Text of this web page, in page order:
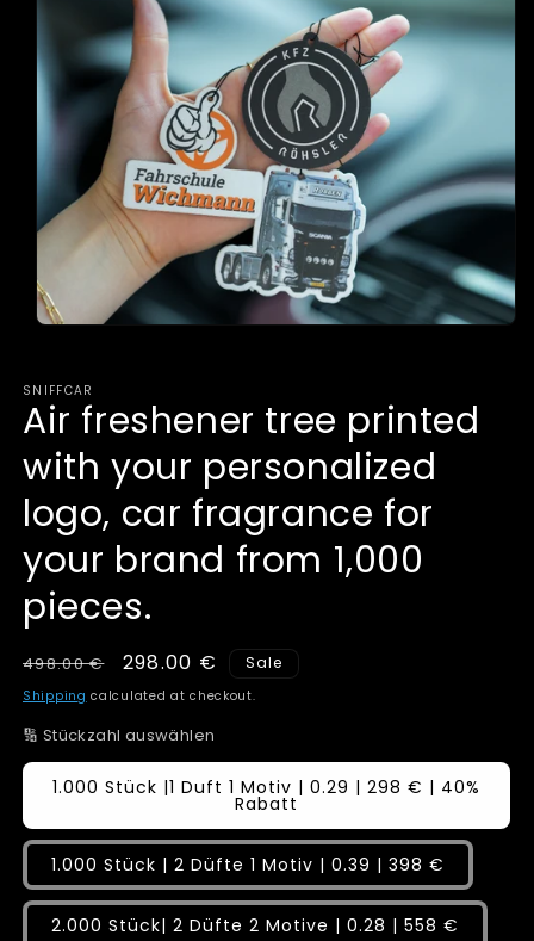
in
modal
SNIFFCAR
Air freshener tree printed
with your personalized
logo, car fragrance for
your brand from 1,000
pieces.
Regular
price
498.00 €
Sale
price
298.00 € Sale
Shipping calculated at checkout.
🔢 Stückzahl auswählen
1.000 Stück |1 Duft 1 Motiv | 0.29 | 298 € | 40%
Rabatt
1.000 Stück | 2 Düfte 1 Motiv | 0.39 | 398 €
2.000 Stück| 2 Düfte 2 Motive | 0.28 | 558 €